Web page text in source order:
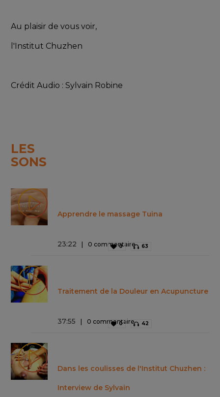
Au plaisir de vous voir,
l'Institut Chuzhen
Crédit Audio : Sylvain Robine
LES
SONS
Apprendre le massage Tuina
23:22 0 commentaire
0 63
Traitement de la Douleur en Acupuncture
37:55 0 commentaire
0 42
Dans les coulisses de l'Institut Chuzhen :
Interview de Sylvain